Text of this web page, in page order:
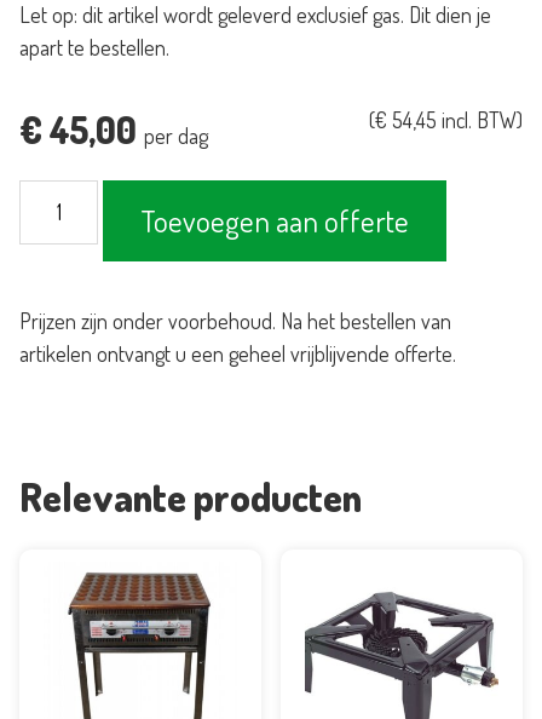
Let op: dit artikel wordt geleverd exclusief gas. Dit dien je
apart te bestellen.
€45,00 per dag
(€ 54,45 incl. BTW)
60cm
aantal
Toevoegen aan offerte
Prijzen zijn onder voorbehoud. Na het bestellen van
artikelen ontvangt u een geheel vrijblijvende offerte.
Relevante producten